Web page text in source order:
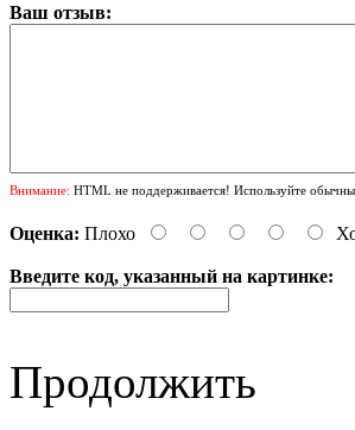
Ваш отзыв:
Внимание: HTML не поддерживается! Используйте
Оценка: Плохо
Введите код, указанный на картинке:
Продолжить